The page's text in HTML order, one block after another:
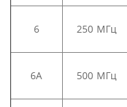
6 250 МГц
6А 500 МГц